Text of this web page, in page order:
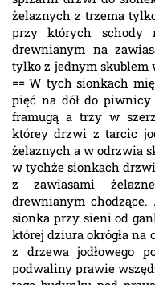
żelaznych z trzema
przy których schody
drewnianym na
tylko z jednym skublem
== W tych sionkach
pięć na dół do piwnicy
framugą a trzy w
którey drzwi z tarcic
żelaznych a w odrzwia
w tychże sionkach
z zawiasami
drewnianym
sionka przy sieni od
której dziura okrógła na
z drzewa jodłowego
podwaliny prawie